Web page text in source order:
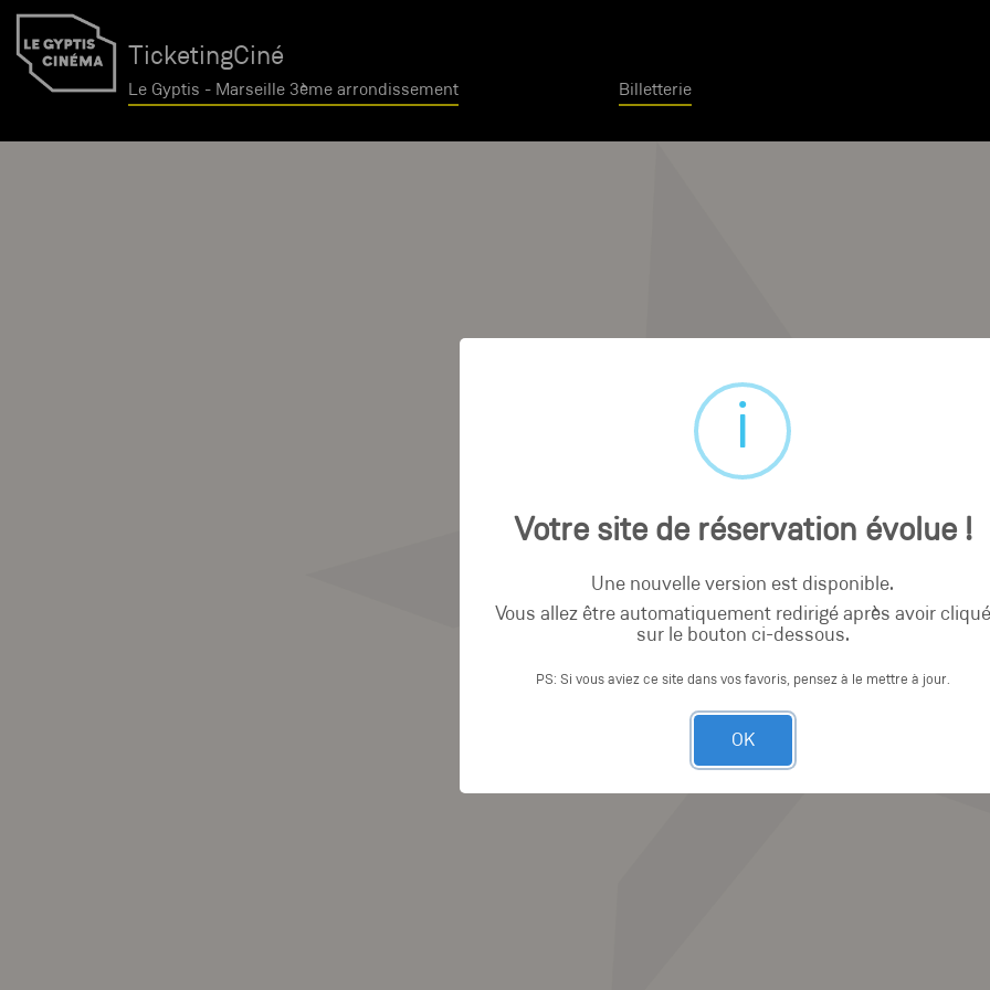
TicketingCiné
Le Gyptis - Marseille 3ème arrondissement Billetterie
Votre site de réservation évolue !
Une nouvelle version est disponible.
Vous allez être automatiquement redirigé après avoir cliqué
sur le bouton ci-dessous.
PS: Si vous aviez ce site dans vos favoris, pensez à le mettre à jour.
OK